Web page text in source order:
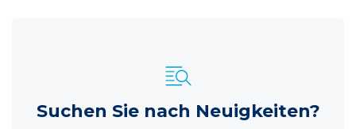
Suchen Sie nach Neuigkeiten?